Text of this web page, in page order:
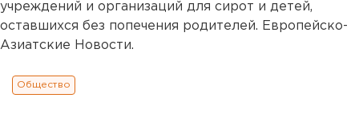
учреждений и организаций для сирот и детей,
оставшихся без попечения родителей. Европейско-
Азиатские Новости.
Общество